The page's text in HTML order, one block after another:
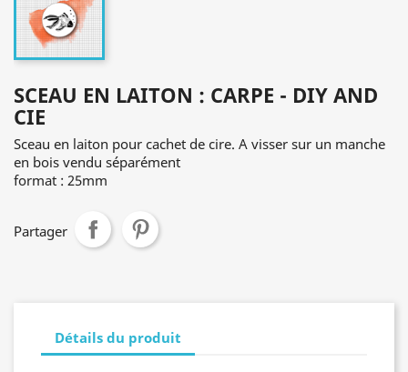
SCEAU EN LAITON : CARPE - DIY AND
CIE
Sceau en laiton pour cachet de cire. A visser sur un manche
en bois vendu séparément
format : 25mm
Partager
Détails du produit